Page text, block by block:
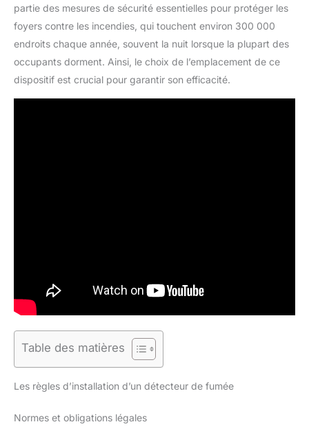
partie des mesures de sécurité essentielles pour protéger les
foyers contre les incendies, qui touchent environ 300 000
endroits chaque année, souvent la nuit lorsque la plupart des
occupants dorment. Ainsi, le choix de l’emplacement de ce
dispositif est crucial pour garantir son efficacité.
Table des matières
Les règles d’installation d’un détecteur de fumée
Normes et obligations légales